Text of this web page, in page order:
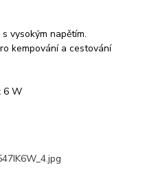
vysokým napětím.
kempování a cestování
6 W